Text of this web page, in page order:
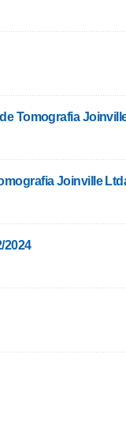
Tomografia
Joinville
2024